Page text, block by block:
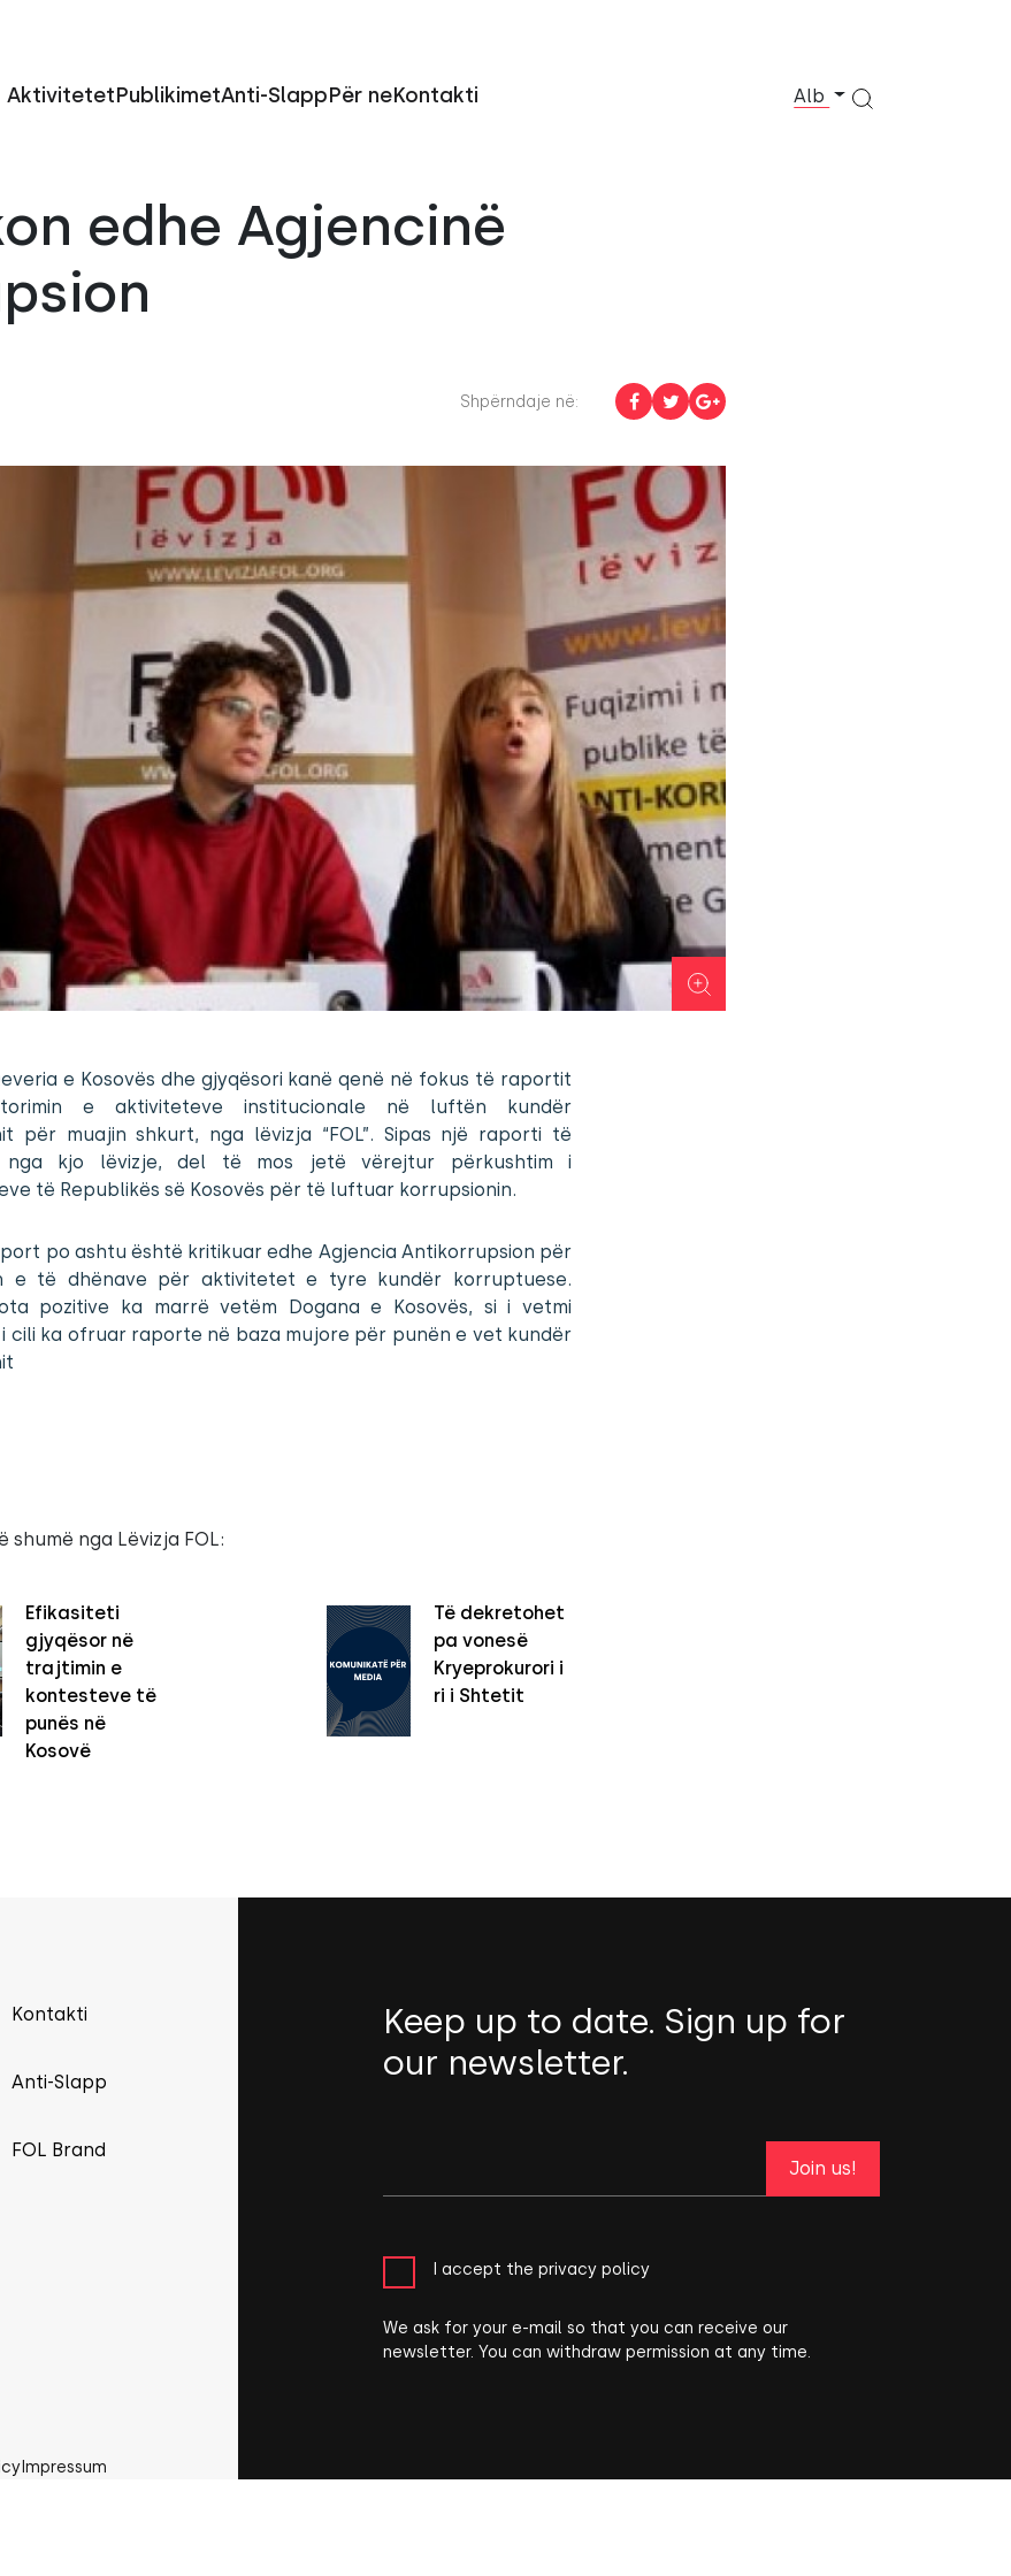
AktivitetetPublikimetAnti-SlappPër neKontakti Alb
edhe Agjencinë
Shpërndaje në:
e Kosovës dhe gjyqësori kanë qenë në fokus të raportit
e aktiviteteve institucionale në luftën kundër
për muajin shkurt, nga lëvizja “FOL”. Sipas një raporti të
nga kjo lëvizje, del të mos jetë vërejtur përkushtim i
të Republikës së Kosovës për të luftuar korrupsionin.
po ashtu është kritikuar edhe Agjencia Antikorrupsion për
e të dhënave për aktivitetet e tyre kundër korruptuese.
pozitive ka marrë vetëm Dogana e Kosovës, si i vetmi
cili ka ofruar raporte në baza mujore për punën e vet kundër
shumë nga Lëvizja FOL:
Efikasiteti
gjyqësor në
trajtimin e
kontesteve të
punës në
Kosovë
Të dekretohet
pa vonesë
Kryeprokurori i
ri i Shtetit
Kontakti
Anti-Slapp
FOL Brand
Impressum
Keep up to date. Sign up for
our newsletter.
Join us!
I accept the privacy policy
We ask for your e-mail so that you can receive our
newsletter. You can withdraw permission at any time.